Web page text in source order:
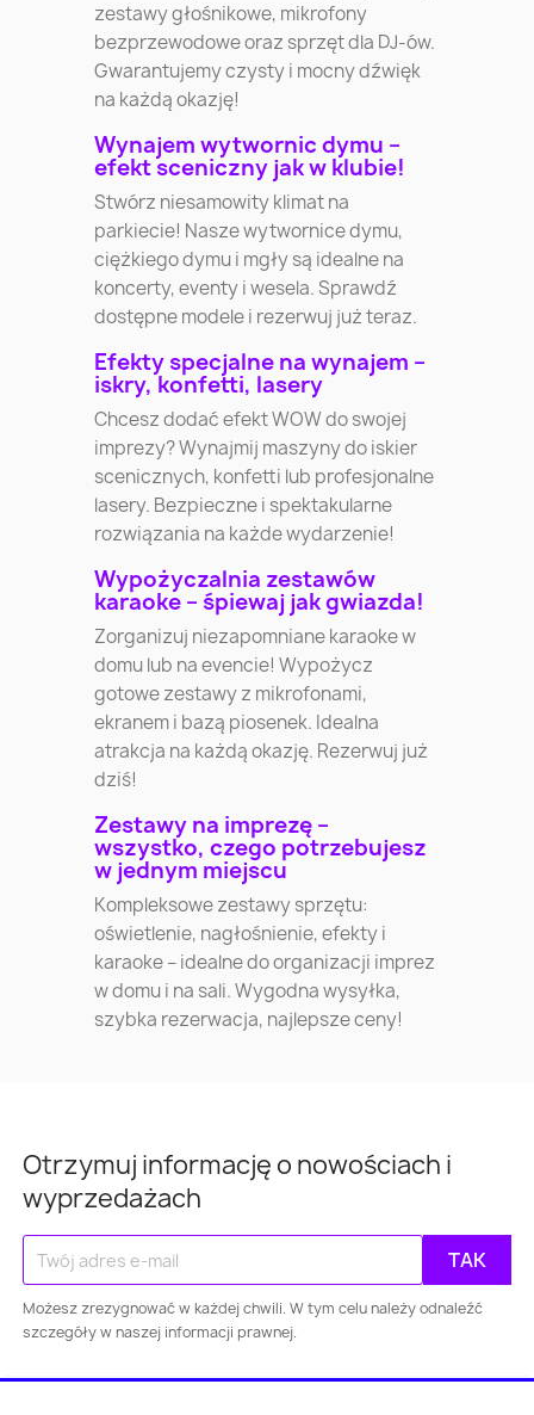
zestawy głośnikowe, mikrofony
bezprzewodowe oraz sprzęt dla DJ-ów.
Gwarantujemy czysty i mocny dźwięk
na każdą okazję!
Wynajem wytwornic dymu –
efekt sceniczny jak w klubie!
Stwórz niesamowity klimat na
parkiecie! Nasze wytwornice dymu,
ciężkiego dymu i mgły są idealne na
koncerty, eventy i wesela. Sprawdź
dostępne modele i rezerwuj już teraz.
Efekty specjalne na wynajem –
iskry, konfetti, lasery
Chcesz dodać efekt WOW do swojej
imprezy? Wynajmij maszyny do iskier
scenicznych, konfetti lub profesjonalne
lasery. Bezpieczne i spektakularne
rozwiązania na każde wydarzenie!
Wypożyczalnia zestawów
karaoke – śpiewaj jak gwiazda!
Zorganizuj niezapomniane karaoke w
domu lub na evencie! Wypożycz
gotowe zestawy z mikrofonami,
ekranem i bazą piosenek. Idealna
atrakcja na każdą okazję. Rezerwuj już
dziś!
Zestawy na imprezę –
wszystko, czego potrzebujesz
w jednym miejscu
Kompleksowe zestawy sprzętu:
oświetlenie, nagłośnienie, efekty i
karaoke – idealne do organizacji imprez
w domu i na sali. Wygodna wysyłka,
szybka rezerwacja, najlepsze ceny!
Otrzymuj informację o nowościach i
wyprzedażach
Możesz zrezygnować w każdej chwili. W tym celu należy odnaleźć
szczegóły w naszej informacji prawnej.